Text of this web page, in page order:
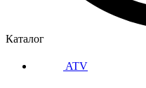
Каталог
ATV